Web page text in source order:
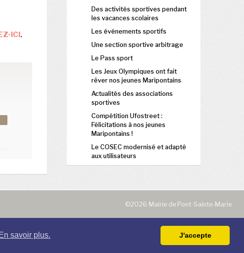
En savoir plus. J'accepte
ICI.
Des activités sportives pendant
les vacances scolaires
Les événements sportifs
Une section sportive arbitrage
Le Pass sport
Les Jeux Olympiques ont fait
rêver nos jeunes Maripontains
Actualités des associations
sportives
Compétition Ufostreet :
Félicitations à nos jeunes
Maripontains !
Le COSEC modernisé et adapté
aux utilisateurs
©2026 Mairie de Pont-Sainte-Marie